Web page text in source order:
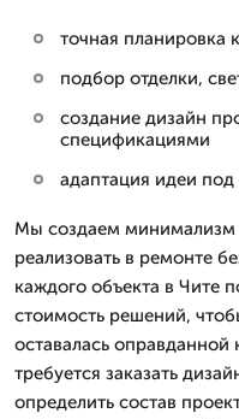
точная планировка
подбор отделки,
создание дизайн
спецификациями
адаптация идеи
Мы создаем минимализм
реализовать в ремонте
каждого объекта в Чите
стоимость решений,
оставалась
требуется заказать
определить состав